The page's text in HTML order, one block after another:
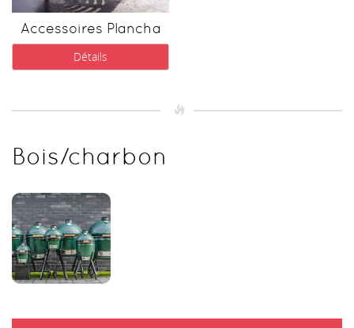
Accessoires Plancha
Détails
Bois/charbon